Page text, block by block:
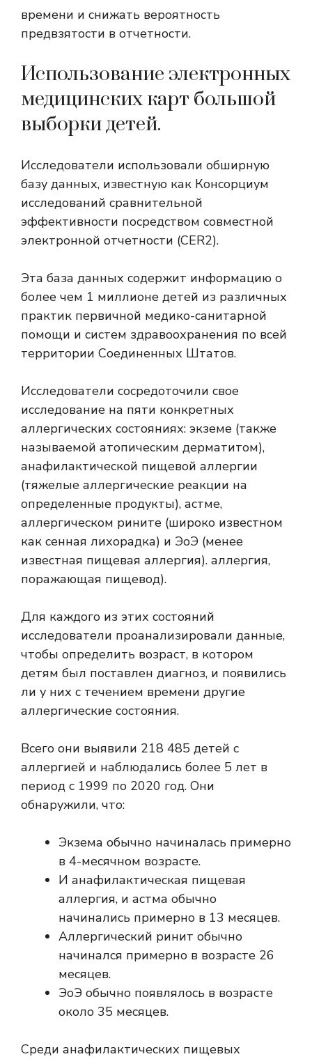
времени и снижать вероятность
предвзятости в отчетности.
Использование электронных
медицинских карт большой
выборки детей.
Исследователи использовали обширную
базу данных, известную как Консорциум
исследований сравнительной
эффективности посредством совместной
электронной отчетности (CER2).
Эта база данных содержит информацию о
более чем 1 миллионе детей из различных
практик первичной медико-санитарной
помощи и систем здравоохранения по всей
территории Соединенных Штатов.
Исследователи сосредоточили свое
исследование на пяти конкретных
аллергических состояниях: экземе (также
называемой атопическим дерматитом),
анафилактической пищевой аллергии
(тяжелые аллергические реакции на
определенные продукты), астме,
аллергическом рините (широко известном
как сенная лихорадка) и ЭоЭ (менее
известная пищевая аллергия). аллергия,
поражающая пищевод).
Для каждого из этих состояний
исследователи проанализировали данные,
чтобы определить возраст, в котором
детям был поставлен диагноз, и появились
ли у них с течением времени другие
аллергические состояния.
Всего они выявили 218 485 детей с
аллергией и наблюдались более 5 лет в
период с 1999 по 2020 год. Они
обнаружили, что:
Экзема обычно начиналась примерно
в 4-месячном возрасте.
И анафилактическая пищевая
аллергия, и астма обычно
начинались примерно в 13 месяцев.
Аллергический ринит обычно
начинался примерно в возрасте 26
месяцев.
ЭоЭ обычно появлялось в возрасте
около 35 месяцев.
Среди анафилактических пищевых